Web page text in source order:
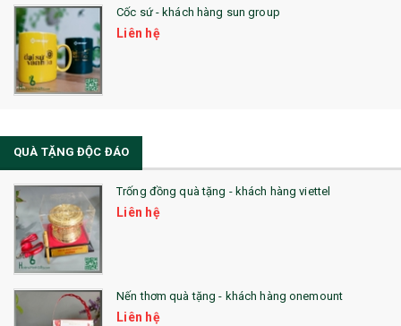
Cốc sứ - khách hàng sun group
Liên hệ
QUÀ TẶNG ĐỘC ĐÁO
Trống đồng quà tặng - khách hàng viettel
Liên hệ
Nến thơm quà tặng - khách hàng onemount
Liên hệ